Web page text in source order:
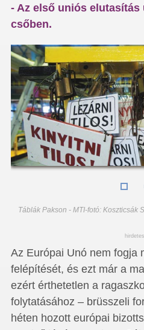
- Az első uniós elutasítás
csőben.
Táblák Pakson - MTI-fotó: Koszticsák
hirdetes
Az Európai Unó nem fogja
felépítését, és ezt már a
ezért érthetetlen a
folytatásához – brüsszeli
héten hozott európai